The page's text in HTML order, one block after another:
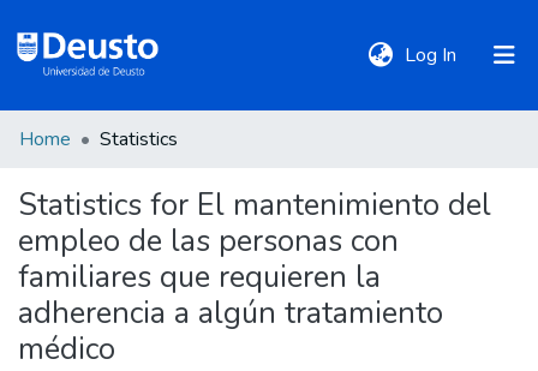
Log In (current)
Communities
&
Collections
Home Statistics
Statistics for El mantenimiento del
empleo de las personas con
familiares que requieren la
adherencia a algún tratamiento
médico